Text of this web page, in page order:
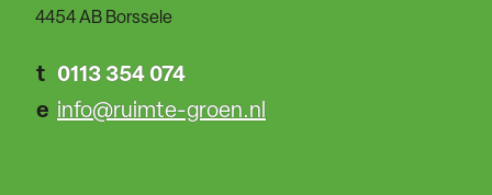
4454 AB Borssele
t 0113 354 074
e info@ruimte-groen.nl